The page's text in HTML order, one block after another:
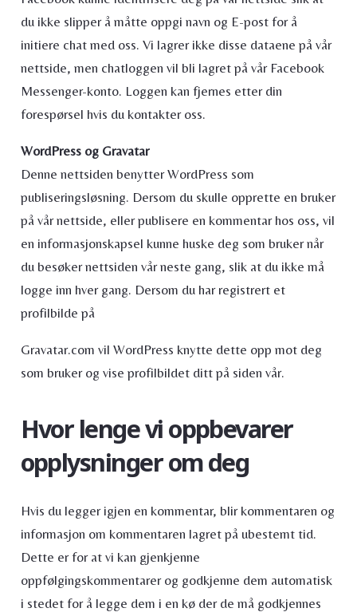
du ikke slipper å måtte oppgi navn og E-post for å
initiere chat med oss. Vi lagrer ikke disse dataene på vår
nettside, men chatloggen vil bli lagret på vår Facebook
Messenger-konto. Loggen kan fjernes etter din
forespørsel hvis du kontakter oss.
WordPress og Gravatar
Denne nettsiden benytter WordPress som
publiseringsløsning. Dersom du skulle opprette en bruker
på vår nettside, eller publisere en kommentar hos oss, vil
en informasjonskapsel kunne huske deg som bruker når
du besøker nettsiden vår neste gang, slik at du ikke må
logge inn hver gang. Dersom du har registrert et
profilbilde på
Gravatar.com vil WordPress knytte dette opp mot deg
som bruker og vise profilbildet ditt på siden vår.
Hvor lenge vi oppbevarer
opplysninger om deg
Hvis du legger igjen en kommentar, blir kommentaren og
informasjon om kommentaren lagret på ubestemt tid.
Dette er for at vi kan gjenkjenne
oppfølgingskommentarer og godkjenne dem automatisk
i stedet for å legge dem i en kø der de må godkjennes